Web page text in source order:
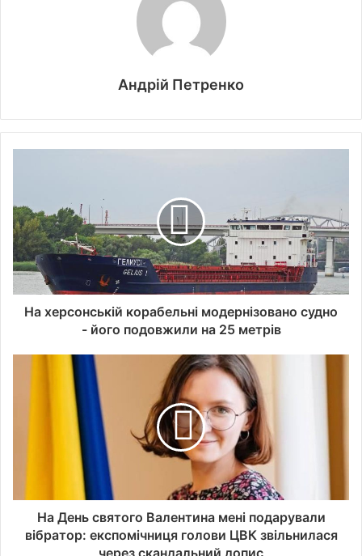
Андрій Петренко
На херсонській корабельні модернізовано судно
- його подовжили на 25 метрів
На День святого Валентина мені подарували
вібратор: експомічниця голови ЦВК звільнилася
через скандальний допис